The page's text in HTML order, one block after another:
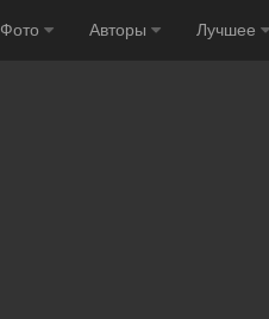
Фото Авторы Лучшее